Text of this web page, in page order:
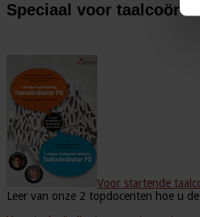
Speciaal voor
Voor startende
Leer van onze 2 topdocenten hoe u